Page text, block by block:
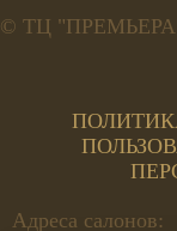
© ТЦ
Адреса салонов: